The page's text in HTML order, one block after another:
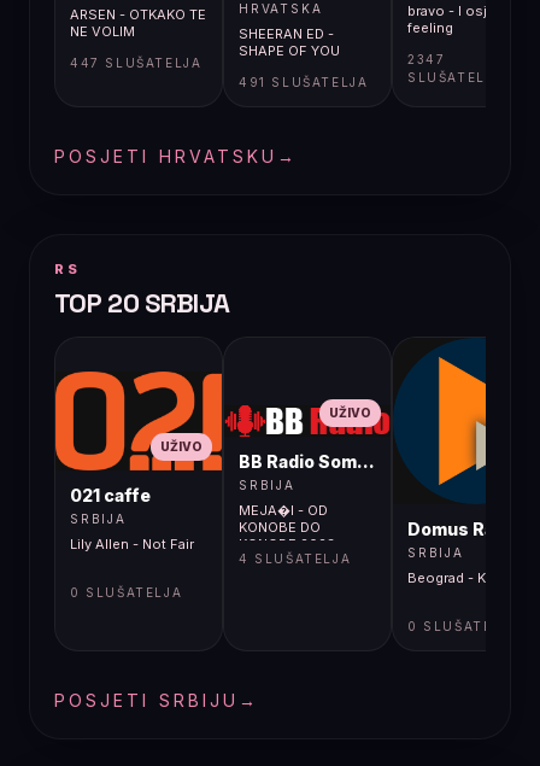
ARSEN - OTKAKO TE
NE VOLIM
447 SLUŠATELJA
HRVATSKA
SHEERAN ED -
SHAPE OF YOU
491 SLUŠATELJA
bravo - I osjećaj i
feeling
2347
SLUŠATELJA
POSJETI HRVATSKU →
RS
TOP 20 SRBIJA
UŽIVO
021 caffe
SRBIJA
Lily Allen - Not Fair
0 SLUŠATELJA
UŽIVO
BB Radio Sombor
SRBIJA
MEJA�I - OD
KONOBE DO
KONOBE 2023
4 SLUŠATELJA
Domus Radio
SRBIJA
Beograd -
0 SLUŠATELJA
POSJETI SRBIJU →